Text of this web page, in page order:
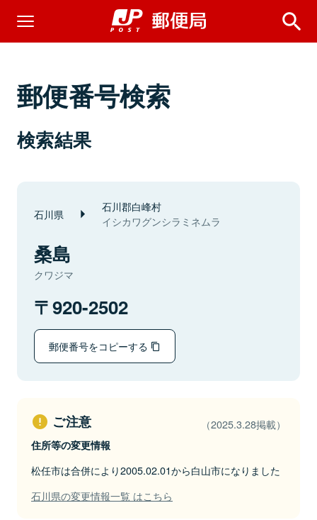
郵便番号検索
検索結果
石川県 石川郡白峰村
イシカワグンシラミネムラ
桑島
クワジマ
920-2502
郵便番号をコピーする
ご注意 （2025.3.28掲載）
住所等の変更情報
松任市は合併により2005.02.01から白山市になりました
石川県の変更情報一覧 はこちら